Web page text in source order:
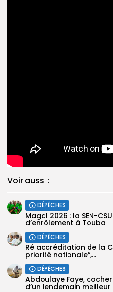
Voir aussi :
DÉPÊCHES
Magal 2026 : la SEN-
d’enrôlement à Touba
DÉPÊCHES
Ré accréditation de la
priorité nationale”,...
DÉPÊCHES
Abdoulaye Faye,
d’un lendemain meilleur